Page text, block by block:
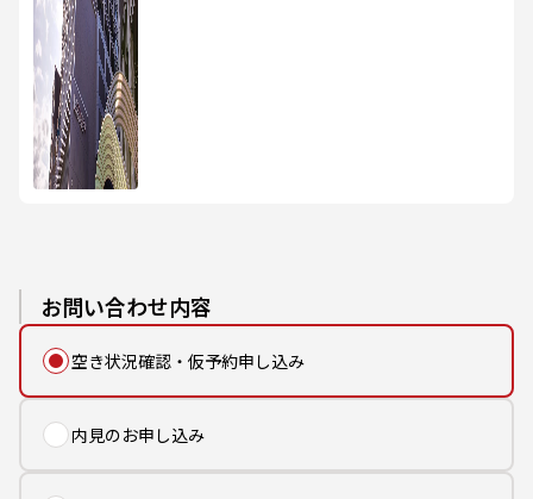
お問い合わせ内容
空き状況確認・仮予約申し込み
内見のお申し込み